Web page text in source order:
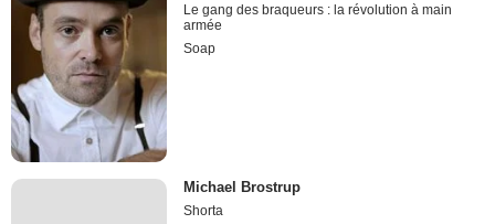
Le gang des braqueurs : la révolution à main
armée
Soap
Michael Brostrup
Shorta